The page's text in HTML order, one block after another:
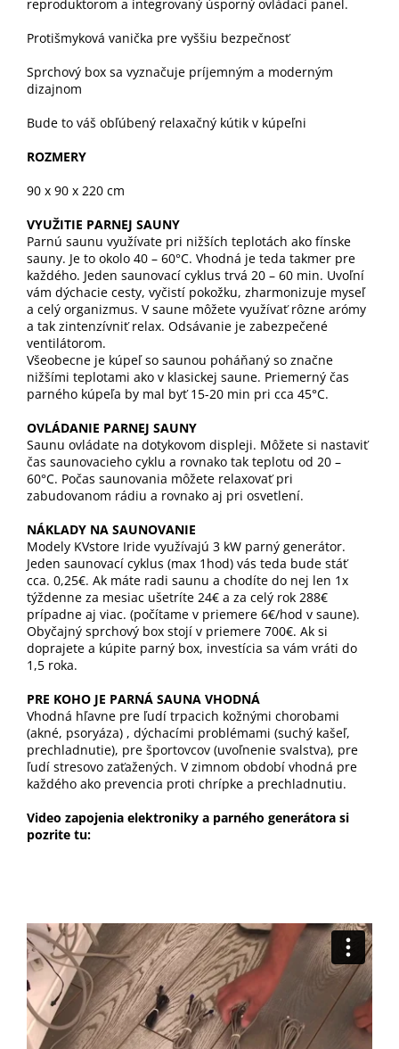
reproduktorom a integrovaný úsporný ovládací panel.
Protišmyková vanička pre vyššiu bezpečnosť
Sprchový box sa vyznačuje príjemným a moderným
dizajnom
Bude to váš obľúbený relaxačný kútik v kúpeľni
ROZMERY
90 x 90 x 220 cm
VYUŽITIE PARNEJ SAUNY
Parnú saunu využívate pri nižších teplotách ako fínske
sauny. Je to okolo 40 – 60°C. Vhodná je teda takmer pre
každého. Jeden saunovací cyklus trvá 20 – 60 min. Uvoľní
vám dýchacie cesty, vyčistí pokožku, zharmonizuje myseľ
a celý organizmus. V saune môžete využívať rôzne arómy
a tak zintenzívniť relax. Odsávanie je zabezpečené
ventilátorom.
Všeobecne je kúpeľ so saunou poháňaný so značne
nižšími teplotami ako v klasickej saune. Priemerný čas
parného kúpeľa by mal byť 15-20 min pri cca 45°C.
OVLÁDANIE PARNEJ SAUNY
Saunu ovládate na dotykovom displeji. Môžete si nastaviť
čas saunovacieho cyklu a rovnako tak teplotu od 20 –
60°C. Počas saunovania môžete relaxovať pri
zabudovanom rádiu a rovnako aj pri osvetlení.
NÁKLADY NA SAUNOVANIE
Modely KVstore Iride využívajú 3 kW parný generátor.
Jeden saunovací cyklus (max 1hod) vás teda bude stáť
cca. 0,25€. Ak máte radi saunu a chodíte do nej len 1x
týždenne za mesiac ušetríte 24€ a za celý rok 288€
prípadne aj viac. (počítame v priemere 6€/hod v saune).
Obyčajný sprchový box stojí v priemere 700€. Ak si
doprajete a kúpite parný box, investícia sa vám vráti do
1,5 roka.
PRE KOHO JE PARNÁ SAUNA VHODNÁ
Vhodná hľavne pre ľudí trpacich kožnými chorobami
(akné, psoryáza) , dýchacími problémami (suchý kašeľ,
prechladnutie), pre športovcov (uvoľnenie svalstva), pre
ľudí stresovo zaťažených. V zimnom období vhodná pre
každého ako prevencia proti chrípke a prechladnutiu.
Video zapojenia elektroniky a parného generátora si
pozrite tu: